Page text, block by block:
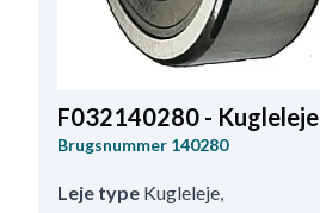
F032140280 - Kugleleje
Brugsnummer 140280
Leje type Kugleleje,